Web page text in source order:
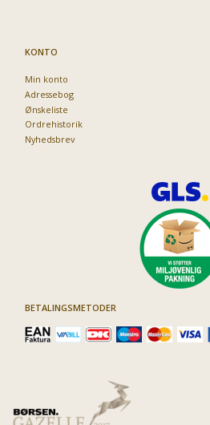
KONTO
Min konto
Adressebog
Ønskeliste
Ordrehistorik
Nyhedsbrev
BETALINGSMETODER